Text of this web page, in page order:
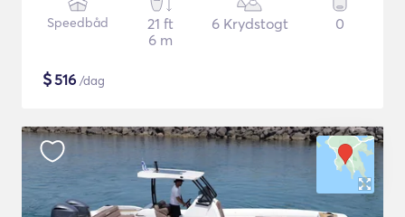
Speedbåd
21 ft
6 m
6 Krydstogt 0
$516 /dag